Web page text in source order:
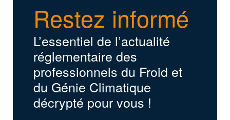
Restez informé
L’essentiel de l’actualité
réglementaire des
professionnels du Froid et
du Génie Climatique
décrypté pour vous !